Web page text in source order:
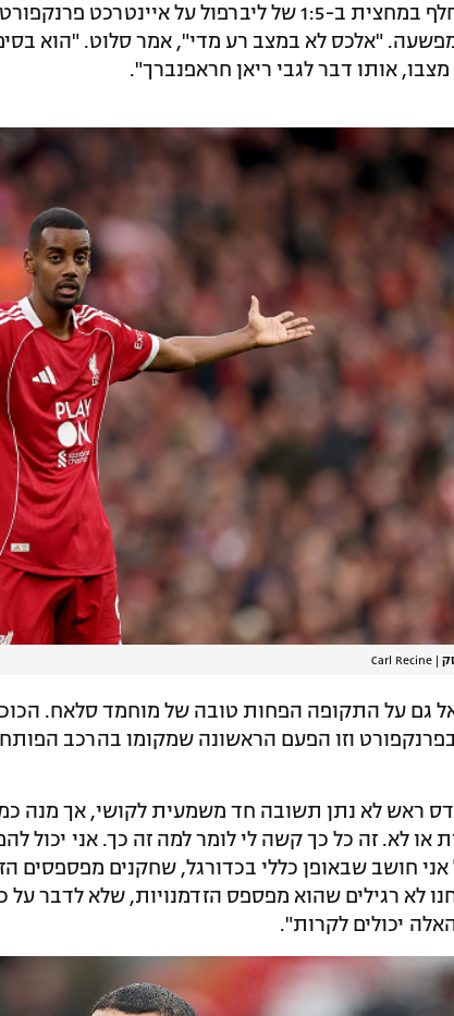
איסק הוחלף במחצית ב-1:5 של ליברפול על
"אלכס לא במצב רע מדי", אמר סלוט. "הוא
אותו דבר לגבי ריאן חראפנברך".
|
Carl Recine
גם על התקופה הפחות טובה של מוחמד סלאח.
וזו הפעם הראשונה שמקומו בהרכב
ראש לא נתן תשובה חד משמעית לקושי, אך מנה
או לא. זה כל כך קשה לי לומר למה זה כך. אני יכול
חושב שבאופן כללי בכדורגל, שחקנים מפספסים
לא רגילים שהוא מפספס הזדמנויות, שלא לדבר
יכולים לקרות".